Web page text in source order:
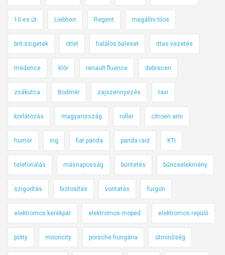
10-es út Liebherr Regent megállni tilos
brit-szigetek ötlet halálos baleset ittas vezetés
medence klór renault fluence debrecen
zsákutca Bodmér zajszennyezés taxi
korlátozás magyarország roller citroen ami
humor ing fiat panda panda raid KTI
telefonálás másnaposság büntetés bűncselekmény
szigorítás biztosítás vontatás furgon
elektromos kerékpár elektromos moped elektromos repülő
pötty mooncity porsche hungária útminőség